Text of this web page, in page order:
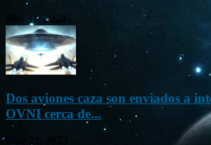
Mar 31, 2024
Dos aviones caza son enviados a
OVNI cerca de...